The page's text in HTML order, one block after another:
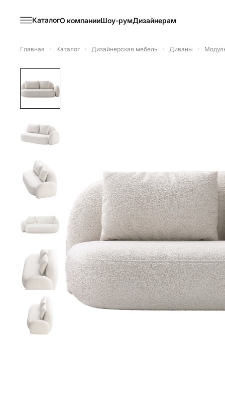
КаталогО компанииШоу-румДизайнерам
Главная Каталог Дизайнерская мебель Диваны